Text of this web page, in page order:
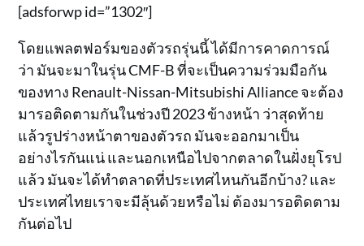
[adsforwp id=”1302″]
โดยแพลตฟอร์มของตัวรถรุ่นนี้ ได้มีการคาดการณ์
ว่า มันจะมาในรุ่น CMF-B ที่จะเป็นความร่วมมือกัน
ของทาง Renault-Nissan-Mitsubishi Alliance จะต้อง
มารอติดตามกันในช่วงปี 2023 ข้างหน้า ว่าสุดท้าย
แล้วรูปร่างหน้าตาของตัวรถ มันจะออกมาเป็น
อย่างไรกันแน่ และนอกเหนือไปจากตลาดในฝั่งยุโรป
แล้ว มันจะได้ทำตลาดที่ประเทศไหนกันอีกบ้าง? และ
ประเทศไทยเราจะมีลุ้นด้วยหรือไม่ ต้องมารอติดตาม
กันต่อไป